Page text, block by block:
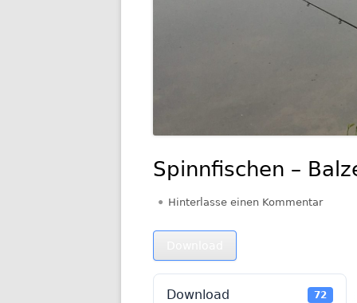
Spinnfischen –
Hinterlasse einen Kommentarzu
Download 72